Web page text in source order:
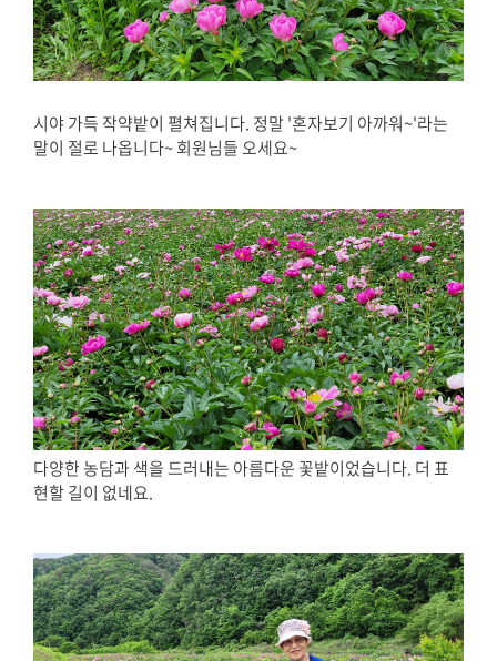
시야 가득 작약밭이 펼쳐집니다. 정말 '혼자보기 아까워~'라는
말이 절로 나옵니다~ 회원님들 오세요~
다양한 농담과 색을 드러내는 아름다운 꽃밭이었습니다. 더 표
현할 길이 없네요.